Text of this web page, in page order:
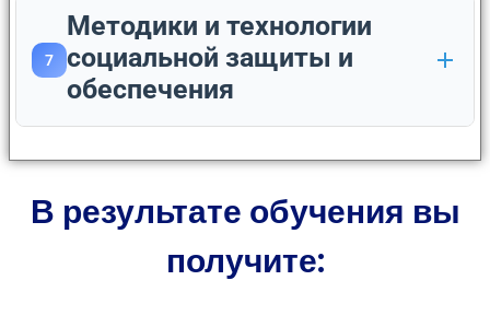
7
Методики и технологии
социальной защиты и
обеспечения
В результате обучения вы
получите: